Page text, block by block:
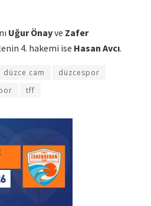
Uğur Önayve Zafer
4. hakemi ise Hasan Avcı.
düzce cam
düzcespor
tff